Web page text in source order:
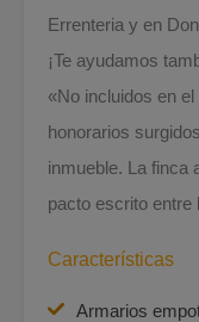
Errenteria y en
¡Te ayudamos
«No incluidos en
honorarios
inmueble. La finca
pacto escrito entre
Características
Armarios